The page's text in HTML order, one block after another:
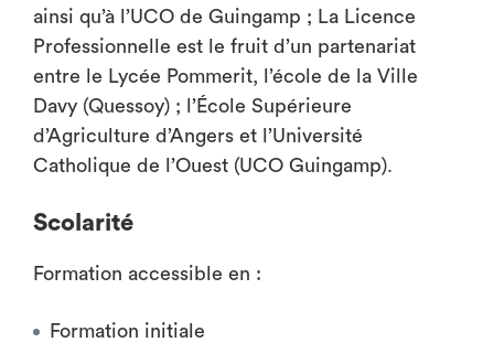
ainsi qu’à l’UCO de Guingamp ; La Licence
Professionnelle est le fruit d’un partenariat
entre le Lycée Pommerit, l’école de la Ville
Davy (Quessoy) ; l’École Supérieure
d’Agriculture d’Angers et l’Université
Catholique de l’Ouest (UCO Guingamp).
Scolarité
Formation accessible en :
Formation initiale